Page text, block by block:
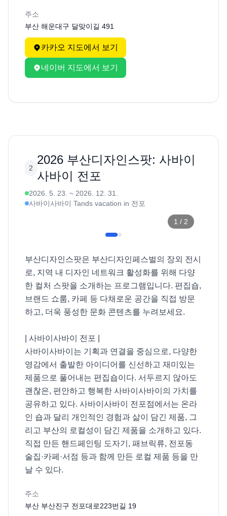
주소
부산 해운대구 달맞이길 491
카카오 지도에서 보기
네이버 지도에서 보기
2
2026 부산디자인스팟: 사바이
사바이 전포
2026. 5. 23. ~ 2026. 12. 31.
사바이사바이 Tands vacation in 전포
1 / 2
부산디자인스팟은 부산디자인페스벌의 장외 전시
로, 지역 내 디자인 네트워크 활성화를 위해 다양
한 컬처 스팟을 소개하는 프로그램입니다. 편집숍,
브랜드 쇼룸, 카페 등 다채로운 공간을 직접 방문
하고, 더욱 풍성한 문화 콘텐츠를 누려보세요.
| 사바이사바이 전포 |
사바이사바이는 기획과 연결을 중심으로, 다양한
영감에서 출발한 아이디어를 신선하고 재미있는
제품으로 풀어내는 편집숍이다. 서두르지 않아도
괜찮은, 편안하고 행복한 사바이사바이의 가치를
공유하고 있다. 사바이사바이 전포점에서는 온라
인 숍과 달리 개인적인 경험과 삶이 담긴 제품, 그
리고 부산의 로컬성이 담긴 제품을 소개하고 있다.
직접 만든 핸드페인팅 도자기, 패브릭류, 전포동
술집·카페·서점 등과 함께 만든 로컬 제품 등을 만
날 수 있다.
주소
부산 부산진구 전포대로223번길 19